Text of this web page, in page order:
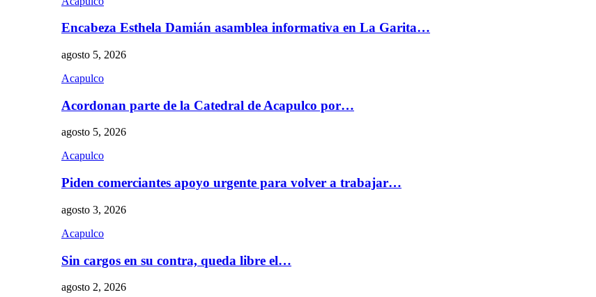
Encabeza Esthela Damián asamblea informativa en La Garita…
agosto 5, 2026
Acapulco
Acordonan parte de la Catedral de Acapulco por…
agosto 5, 2026
Acapulco
Piden comerciantes apoyo urgente para volver a trabajar…
agosto 3, 2026
Acapulco
Sin cargos en su contra, queda libre el…
agosto 2, 2026